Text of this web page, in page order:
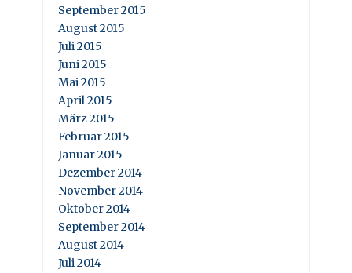
September 2015
August 2015
Juli 2015
Juni 2015
Mai 2015
April 2015
März 2015
Februar 2015
Januar 2015
Dezember 2014
November 2014
Oktober 2014
September 2014
August 2014
Juli 2014